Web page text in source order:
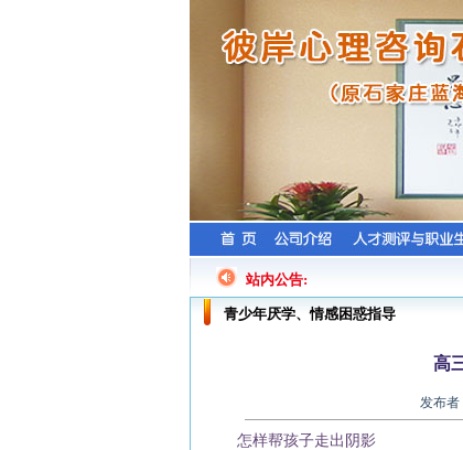
站内公告:
青少年厌学、情感困惑指导
高
发布者
怎样帮孩子走出阴影